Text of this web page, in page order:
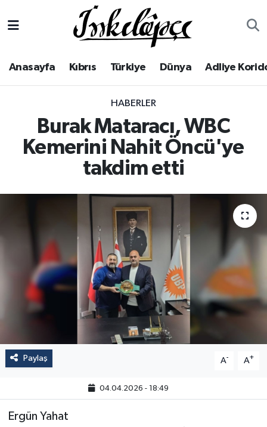
Anasayfa Kıbrıs Türkiye Dünya Adliye
HABERLER
Burak Mataracı, WBC
Kemerini Nahit Öncü'ye
takdim etti
Paylaş A- A+
04.04.2026 - 18:49
Ergün Yahat
Kıbrıs
Dünya
Adliye Koridoru
Ekonomi
Yaşam
Lefkoşa Nöbetçi Eczaneler
Lefkoşa Hava Durumu
Lefkoşa Trafik Yoğunluk Haritası
Süper Lig Puan Durumu ve Fikstür
Tüm Manşetler
Son Dakika Haberleri